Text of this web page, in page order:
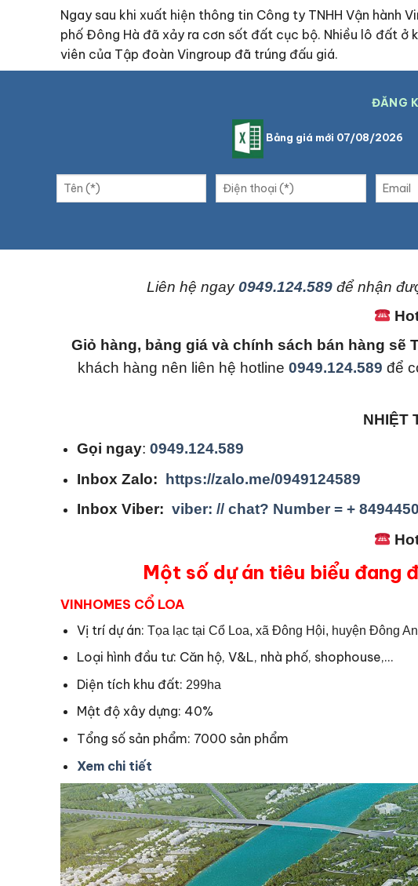
Ngay sau khi xuất hiện thông tin Công ty TNHH Vận hành
phố Đông Hà đã xảy ra cơn sốt đất cục bộ. Nhiều lô đất ở
viên của Tập đoàn Vingroup đã trúng đấu giá.
ĐĂNG
Bảng giá mới 07/08/2026
Liên hệ ngay 0949.124.589 để nhận
Giỏ hàng, bảng giá và chính sách bán hàng sẽ
khách hàng nên liên hệ hotline 0949.124.589 để
NHIỆT
Gọi ngay: 0949.124.589
Inbox Zalo: https://zalo.me/0949124589
Inbox Viber: viber: // chat? Number = +
Một số dự án tiêu biểu đang
VINHOMES CỔ LOA
Vị trí dự án: Tọa lạc tại Cổ Loa, xã Đông Hội, huyện Đông
Loại hình đầu tư: Căn hộ, V&L, nhà phố, shophouse,…
Diện tích khu đất: 299ha
Mật độ xây dựng: 40%
Tổng số sản phẩm: 7000 sản phẩm
Xem chi tiết